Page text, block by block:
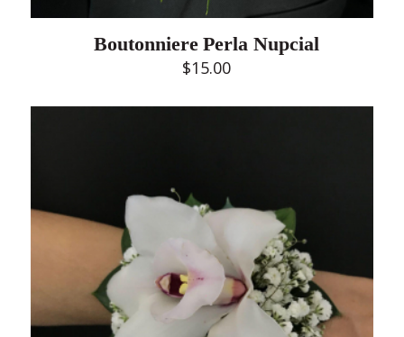
Boutonniere Perla Nupcial
$15.00